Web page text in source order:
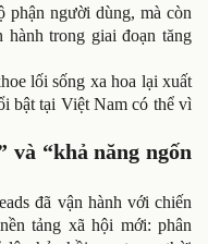
phận người dùng, mà còn
hành trong giai đoạn tăng
lối sống xa hoa lại xuất
bật tại Việt Nam có thể vì
và “khả năng ngốn
đã vận hành với chiến
tảng xã hội mới: phân